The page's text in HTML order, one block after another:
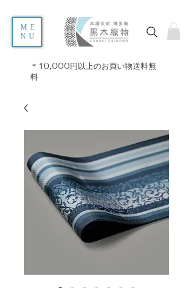
ME
NU
＊10,000円以上のお買い物送料無
料